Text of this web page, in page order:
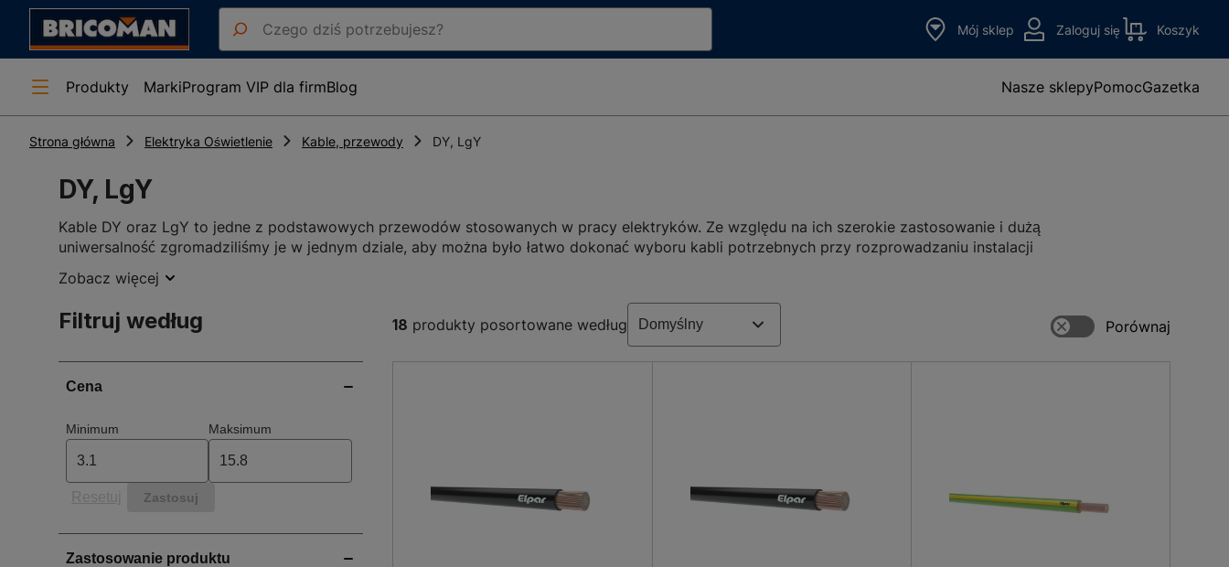
Mój sklep Zaloguj się Koszyk
Produkty MarkiProgram VIP dla firmBlog Nasze sklepyPomocGazetka
Strona główna Elektryka Oświetlenie Kable, przewody DY, LgY
DY, LgY
Kable DY oraz LgY to jedne z podstawowych przewodów stosowanych w pracy elektryków. Ze względu na ich szerokie zastosowanie i dużą
uniwersalność zgromadziliśmy je w jednym dziale, aby można było łatwo dokonać wyboru kabli potrzebnych przy rozprowadzaniu instalacji
Zastosowanie kabli DY i LgY
Kable LgY, zwane też przewodami ogólnego zastosowania, wykorzystywane są do układania na stałe w instalacjach elektrycznych w
pomieszczeniach suchych, choć stosowane są również do połączenia ruchomych elementów wewnątrz maszyn różnego typu. Znajdują więc
zastosowanie w elektronice, automatyce, teleinformatyce, przemyśle samochodowym, branży RTV i AGD oraz w systemach oświetleniowych.
Kable DY nadają się do układania w suchych pomieszczeniach zarówno na tynku, jak i pod tynkiem. W związku z tym chętnie wybierane są do
podłączania urządzeń oświetleniowych czy sterowniczych.
W naszej ofercie znajdziesz kable DY i LgY sprzedawane na metry bieżące, a zatem możesz kupić dokładnie taką ilość, jaka jest Ci potrzeba do
instalacji elektrycznej.
Zobacz więcej
Filtruj według 18 produkty posortowane według